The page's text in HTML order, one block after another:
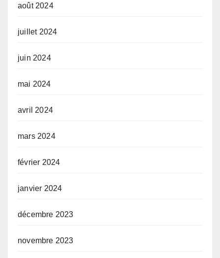
août 2024
juillet 2024
juin 2024
mai 2024
avril 2024
mars 2024
février 2024
janvier 2024
décembre 2023
novembre 2023